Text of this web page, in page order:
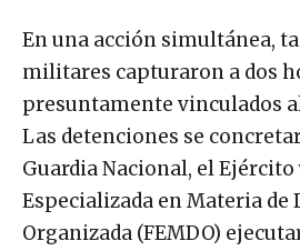
En una acción simultánea,
militares capturaron a dos
presuntamente vinculados
Las detenciones se
Guardia Nacional, el Ejército
Especializada en Materia de
Organizada (FEMDO)